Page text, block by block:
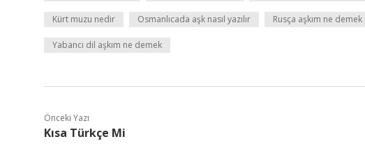
Kürt muzu nedir Osmanlıcada aşk nasıl yazılır Rusça aşkım ne demek
Yabancı dil aşkım ne demek
Önceki Yazı
Kısa Türkçe Mi